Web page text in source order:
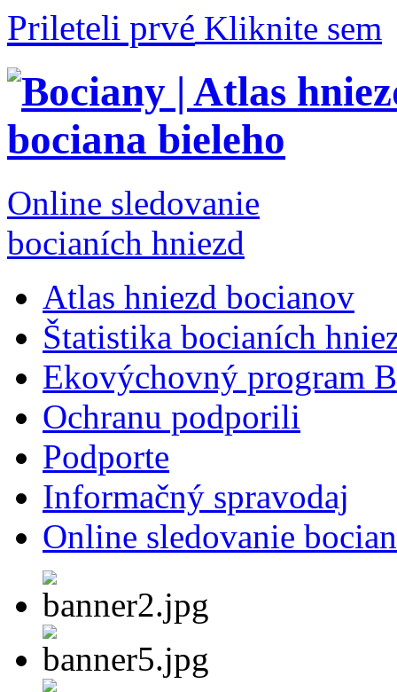
Prileteli prvé Kliknite sem
Online sledovanie
bocianích hniezd
Atlas hniezd bocianov
Štatistika bocianích
Ekovýchovný program
Ochranu podporili
Podporte
Informačný spravodaj
Online sledovanie